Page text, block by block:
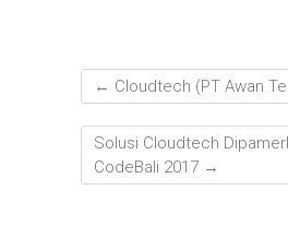
← Cloudtech (PT Awan
Solusi Cloudtech
CodeBali 2017 →